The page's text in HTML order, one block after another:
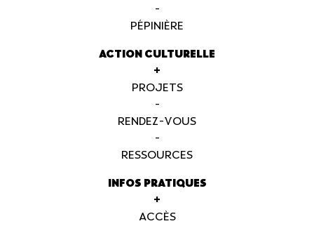
-
PÉPINIÈRE
ACTION CULTURELLE
+
PROJETS
-
RENDEZ-VOUS
-
RESSOURCES
INFOS PRATIQUES
+
ACCÈS